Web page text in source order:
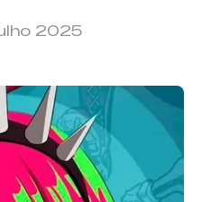
2025